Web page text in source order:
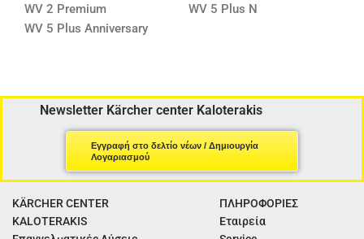
WV 2 Premium
WV 5 Plus Anniversary
WV 5 Plus N
Newsletter Kärcher center Kaloterakis
Εγγραφή στο δελτίο νέων / Δημιουργία
Λογαριασμού
KÄRCHER CENTER
KALOTERAKIS
ΠΛΗΡΟΦΟΡΙΕΣ
Εταιρεία